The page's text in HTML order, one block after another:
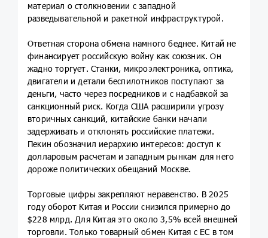
материал о столкновении с западной
разведывательной и ракетной инфраструктурой.
Ответная сторона обмена намного беднее. Китай не
финансирует российскую войну как союзник. Он
жадно торгует. Станки, микроэлектроника, оптика,
двигатели и детали беспилотников поступают за
деньги, часто через посредников и с надбавкой за
санкционный риск. Когда США расширили угрозу
вторичных санкций, китайские банки начали
задерживать и отклонять российские платежи.
Пекин обозначил иерархию интересов: доступ к
долларовым расчетам и западным рынкам для него
дороже политических обещаний Москве.
Торговые цифры закрепляют неравенство. В 2025
году оборот Китая и России снизился примерно до
$228 млрд. Для Китая это около 3,5% всей внешней
торговли. Только товарный обмен Китая с ЕС в том